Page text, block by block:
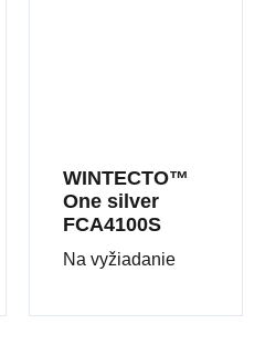
WINTECTO™
One silver
FCA4100S
Na vyžiadanie